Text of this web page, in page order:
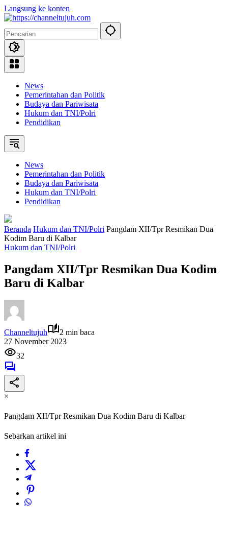
Langsung ke konten
News
Pemerintahan dan Politik
Budaya dan Pariwisata
Hukum dan TNI/Polri
Pendidikan
News
Pemerintahan dan Politik
Budaya dan Pariwisata
Hukum dan TNI/Polri
Pendidikan
Beranda Hukum dan TNI/Polri Pangdam XII/Tpr Resmikan Dua
Kodim Baru di Kalbar
Hukum dan TNI/Polri
Pangdam XII/Tpr Resmikan Dua Kodim
Baru di Kalbar
Channeltujuh
2 min baca
27 November 2023
32
×
Pangdam XII/Tpr Resmikan Dua Kodim Baru di Kalbar
Sebarkan artikel ini